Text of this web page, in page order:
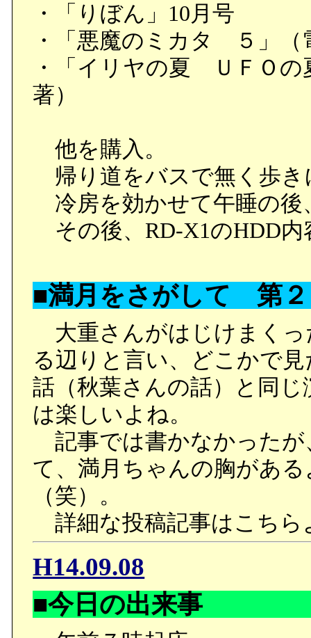
・「りぼん」10月号
・「悪魔のミカタ ５」
・「イリヤの夏 ＵＦＯ
著）
他を購入。
帰り道をバスで無く歩き
冷房を効かせて午睡の後
その後、RD-X1のHDD内
■満月をさがして 第
大重さんがはじけまくっ
る辺りと言い、どこかで
話（秋葉さんの話）と同
は楽しいよね。
記事では書かなかったが
て、満月ちゃんの胸があ
（笑）。
詳細な投稿記事はこちら
H14.09.08
■今日の出来事